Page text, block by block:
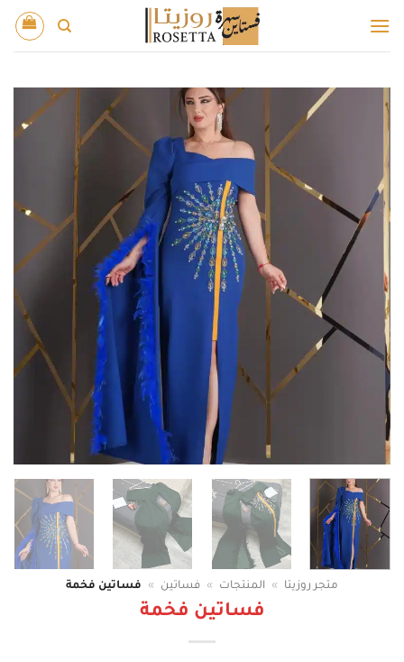
للمحتوى
متجر روزيتا » المنتجات » فساتين » فساتين فخمة
فساتين فخمة